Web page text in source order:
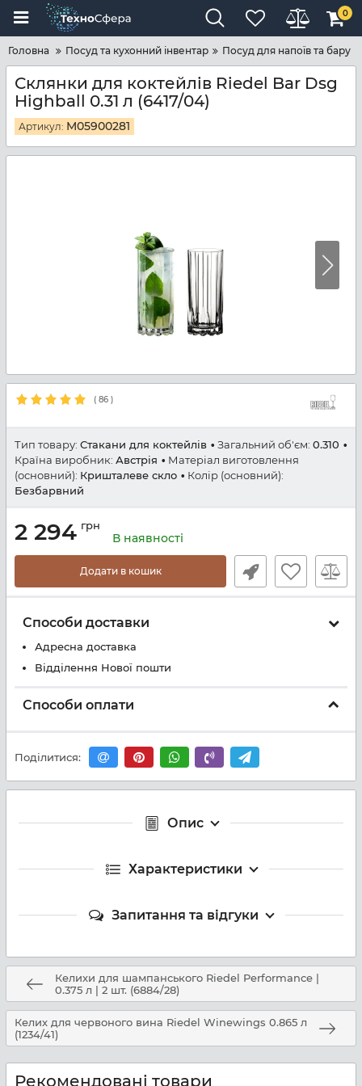
0
Головна Посуд та кухонний інвентар Посуд для напоїв та бару
Склянки для коктейлів Riedel Bar Dsg
Highball 0.31 л (6417/04)
Артикул: M05900281
( 86 )
Тип товару: Стакани для коктейлів Загальний об'єм: 0.310
Країна виробник: Австрія
Матеріал виготовлення
(основний): Кришталеве скло
Колір (основний):
Безбарвний
2 294 грн
В наявності
Додати в кошик
Способи доставки
Адресна доставка
Відділення Нової пошти
Способи оплати
Поділитися:
Опис
Характеристики
Запитання та відгуки
Келихи для шампанського Riedel Performance |
0.375 л | 2 шт. (6884/28)
Келих для червоного вина Riedel Winewings 0.865 л
(1234/41)
Рекомендовані товари